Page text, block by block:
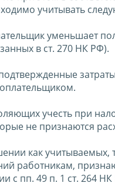
учитывать
уменьшает
в ст. 270 НК РФ).
учесть при
не признаются
как учитываемых,
работникам,
с пп. 49 п. 1 ст. 264